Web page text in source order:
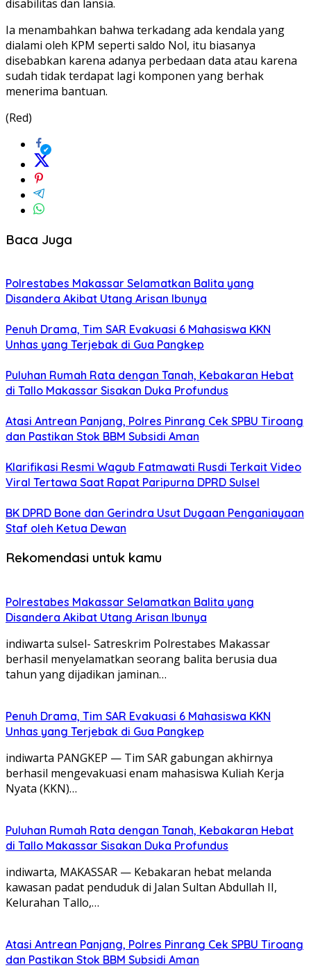
disabilitas dan lansia.
Ia menambahkan bahwa terkadang ada kendala yang
dialami oleh KPM seperti saldo Nol, itu biasanya
disebabkan karena adanya perbedaan data atau karena
sudah tidak terdapat lagi komponen yang berhak
menerima bantuan.
(Red)
Baca Juga
Polrestabes Makassar Selamatkan Balita yang
Disandera Akibat Utang Arisan Ibunya
Penuh Drama, Tim SAR Evakuasi 6 Mahasiswa KKN
Unhas yang Terjebak di Gua Pangkep
Puluhan Rumah Rata dengan Tanah, Kebakaran Hebat
di Tallo Makassar Sisakan Duka Profundus
Atasi Antrean Panjang, Polres Pinrang Cek SPBU Tiroang
dan Pastikan Stok BBM Subsidi Aman
Klarifikasi Resmi Wagub Fatmawati Rusdi Terkait Video
Viral Tertawa Saat Rapat Paripurna DPRD Sulsel
BK DPRD Bone dan Gerindra Usut Dugaan Penganiayaan
Staf oleh Ketua Dewan
Rekomendasi untuk kamu
Polrestabes Makassar Selamatkan Balita yang
Disandera Akibat Utang Arisan Ibunya
indiwarta sulsel- Satreskrim Polrestabes Makassar
berhasil menyelamatkan seorang balita berusia dua
tahun yang dijadikan jaminan…
Penuh Drama, Tim SAR Evakuasi 6 Mahasiswa KKN
Unhas yang Terjebak di Gua Pangkep
indiwarta PANGKEP — Tim SAR gabungan akhirnya
berhasil mengevakuasi enam mahasiswa Kuliah Kerja
Nyata (KKN)…
Puluhan Rumah Rata dengan Tanah, Kebakaran Hebat
di Tallo Makassar Sisakan Duka Profundus
indiwarta, MAKASSAR — Kebakaran hebat melanda
kawasan padat penduduk di Jalan Sultan Abdullah II,
Kelurahan Tallo,…
Atasi Antrean Panjang, Polres Pinrang Cek SPBU Tiroang
dan Pastikan Stok BBM Subsidi Aman